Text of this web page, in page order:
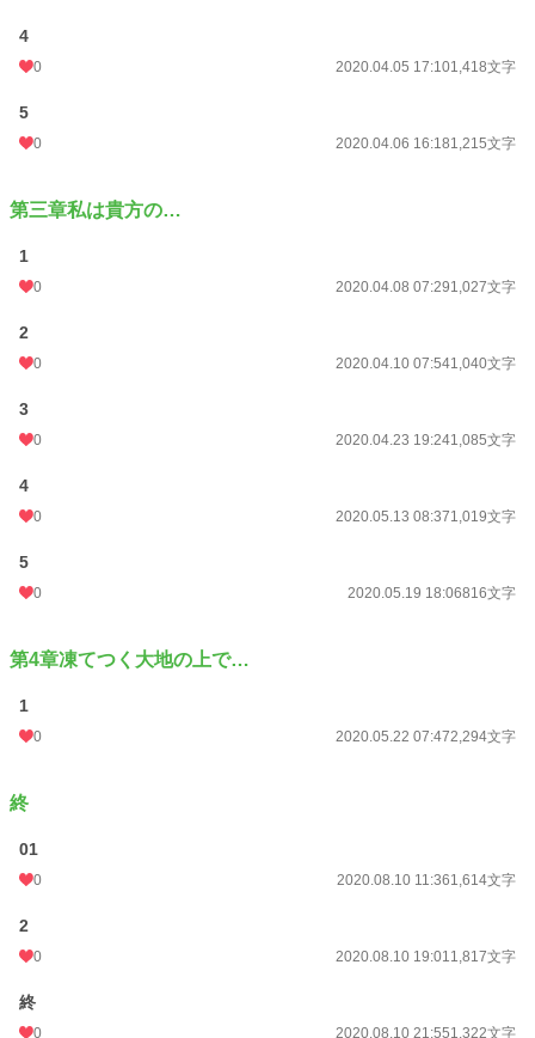
4
0 2020.04.05 17:101,418文字
5
0 2020.04.06 16:181,215文字
第三章私は貴方の…
1
0 2020.04.08 07:291,027文字
2
0 2020.04.10 07:541,040文字
3
0 2020.04.23 19:241,085文字
4
0 2020.05.13 08:371,019文字
5
0 2020.05.19 18:06816文字
第4章凍てつく大地の上で…
1
0 2020.05.22 07:472,294文字
終
01
0 2020.08.10 11:361,614文字
2
0 2020.08.10 19:011,817文字
終
0 2020.08.10 21:551,322文字